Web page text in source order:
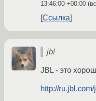
13:46:00 +00:00
Ссылка
jbl
JBL - это
http://